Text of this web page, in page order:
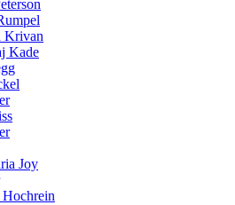
Krivan
Kade
Joy